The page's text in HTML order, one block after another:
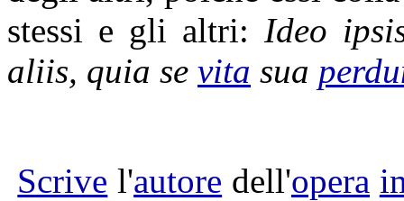
stessi e gli altri: Ideo
aliis, quia se vita sua
Scrive l'autore dell'opera